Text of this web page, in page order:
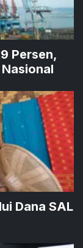
Persen,
Dana SAL